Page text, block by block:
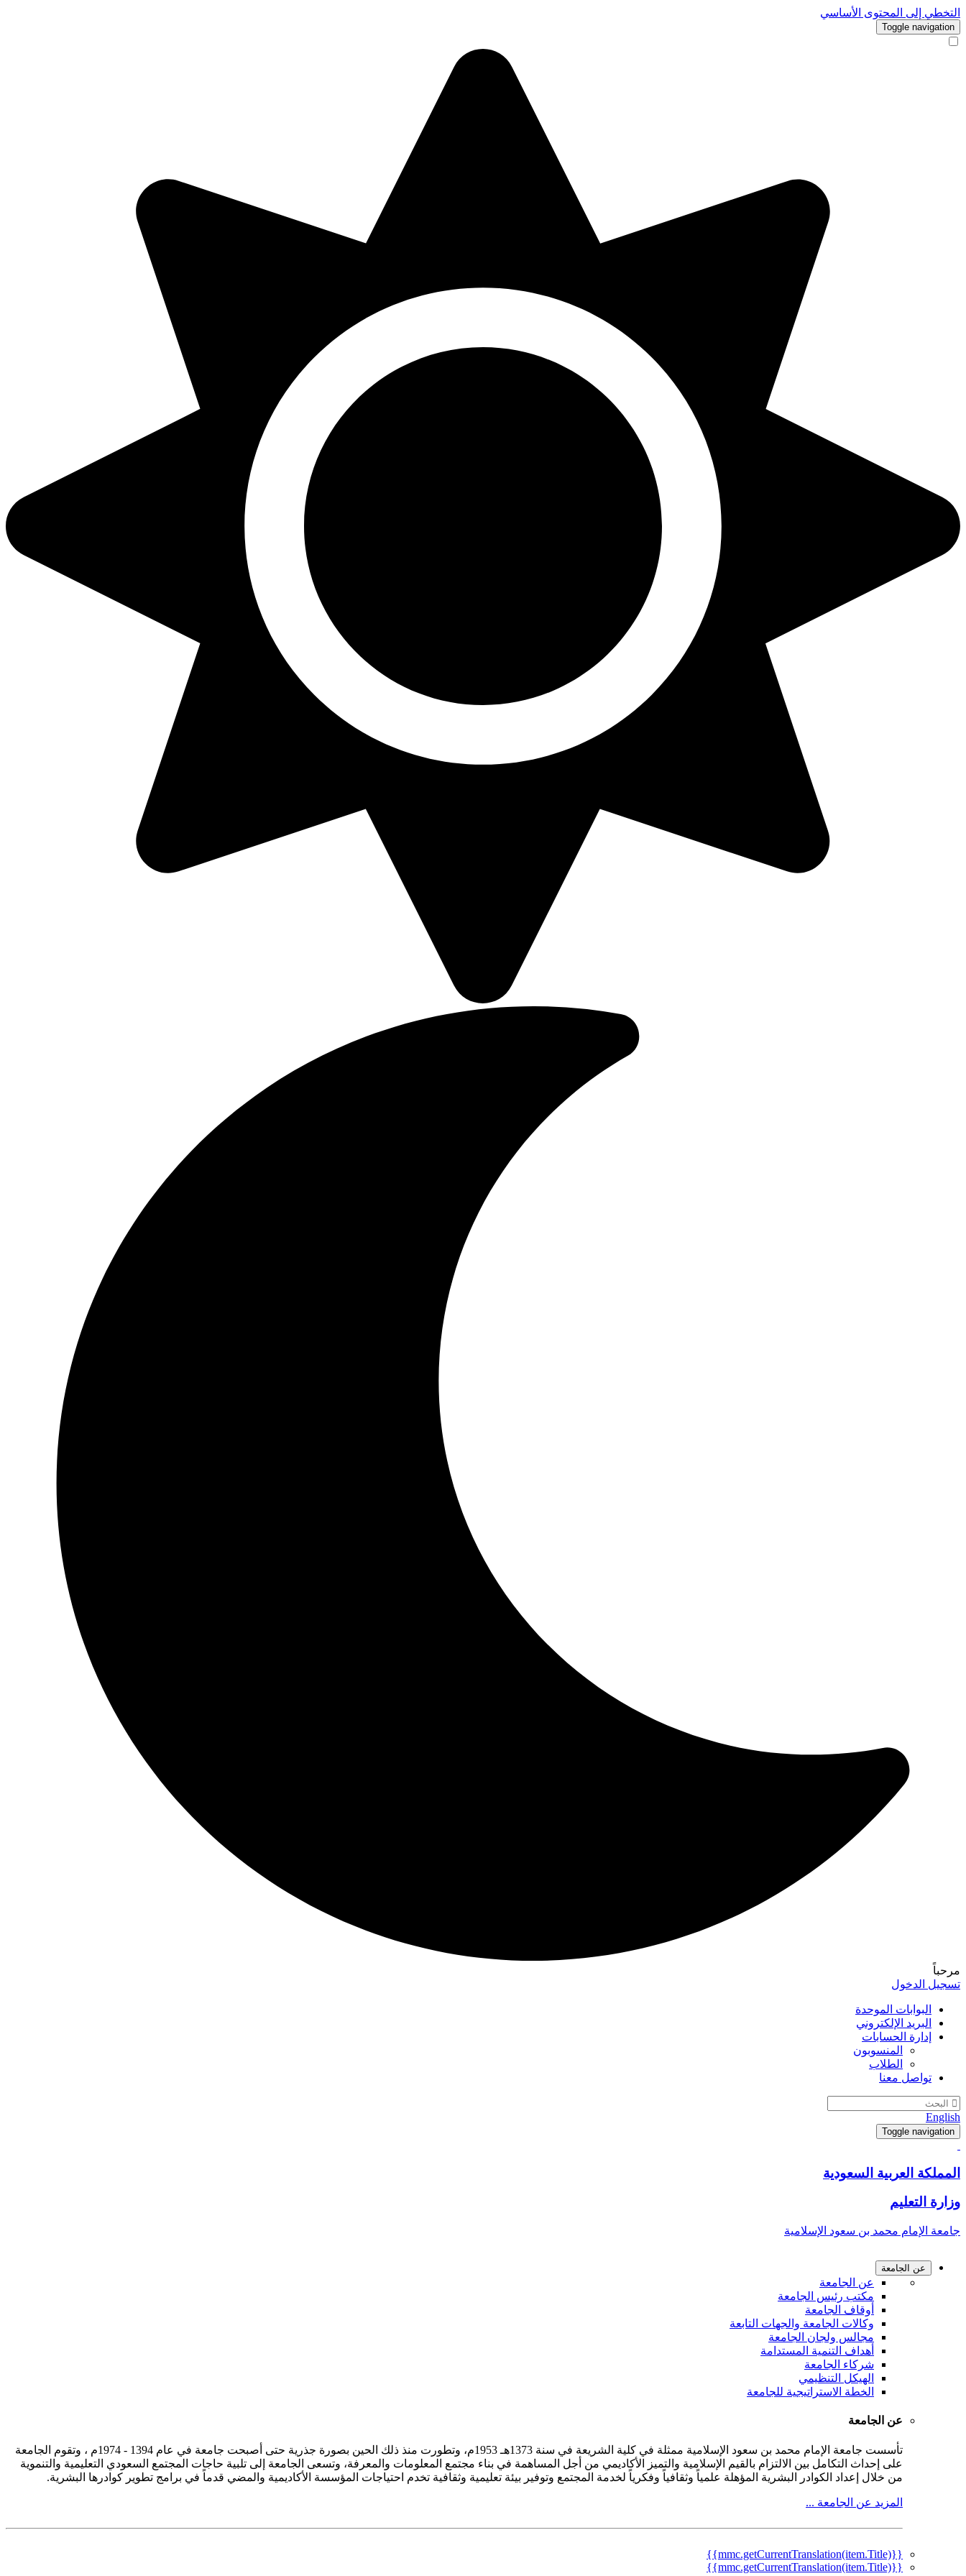
التخطي إلى المحتوى الأساسي
Toggle navigation
مرحباً
تسجيل الدخول
البوابات الموحدة
البريد الإلكتروني
إدارة الحسابات
المنسوبون
الطلاب
تواصل معنا
English
Toggle navigation
المملكة العربية السعودية
وزارة التعليم
جامعة الإمام محمد بن سعود الإسلامية
عن الجامعة
عن الجامعة
مكتب رئيس الجامعة
أوقاف الجامعة
وكالات الجامعة والجهات التابعة
مجالس ولجان الجامعة
أهداف التنمية المستدامة
شركاء الجامعة
الهيكل التنظيمي
الخطة الاستراتيجية للجامعة
عن الجامعة
تأسست جامعة الإمام محمد بن سعود الإسلامية ممثلة في كلية الشريعة في سنة 1373هـ 1953م، وتطورت منذ ذلك الحين بصورة جذرية حتى أصبحت جامعة في عام 1394 - 1974م ، وتقوم الجامعة
على إحداث التكامل بين الالتزام بالقيم الإسلامية والتميز الأكاديمي من أجل المساهمة في بناء مجتمع المعلومات والمعرفة، وتسعى الجامعة إلى تلبية حاجات المجتمع السعودي التعليمية والتنموية
من خلال إعداد الكوادر البشرية المؤهلة علمياً وثقافياً وفكرياً لخدمة المجتمع وتوفير بيئة تعليمية وثقافية تخدم احتياجات المؤسسة الأكاديمية والمضي قدماً في برامج تطوير كوادرها البشرية.
المزيد عن الجامعة ...
{{mmc.getCurrentTranslation(item.Title)}}
{{mmc.getCurrentTranslation(item.Title)}}